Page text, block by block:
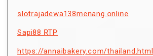
slotrajadewa138menang.online
Sapi88 RTP
https://annaibakery.com/thailand.html